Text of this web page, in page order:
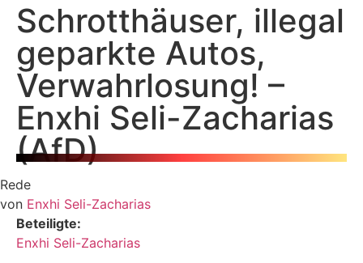
Schrotthäuser, illegal
geparkte Autos,
Verwahrlosung! –
Enxhi Seli-Zacharias
(AfD)
Rede
von Enxhi Seli-Zacharias
Beteiligte:
Enxhi Seli-Zacharias